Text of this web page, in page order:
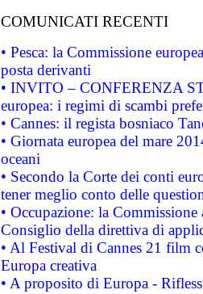
COMUNICATI RECENTI
• Pesca: la Commissione
posta derivanti
• INVITO – CONFERENZA
europea: i regimi di scambi
• Cannes: il regista bosniaco
• Giornata europea del mare
oceani
• Secondo la Corte dei conti
tener meglio conto delle
• Occupazione: la
Consiglio della direttiva di
• Al Festival di Cannes 21 film
Europa creativa
• A proposito di Europa -